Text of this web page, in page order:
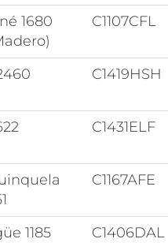
1680
C1107CFL
C1419HSH
C1431ELF
C1167AFE
1185 C1406DAL